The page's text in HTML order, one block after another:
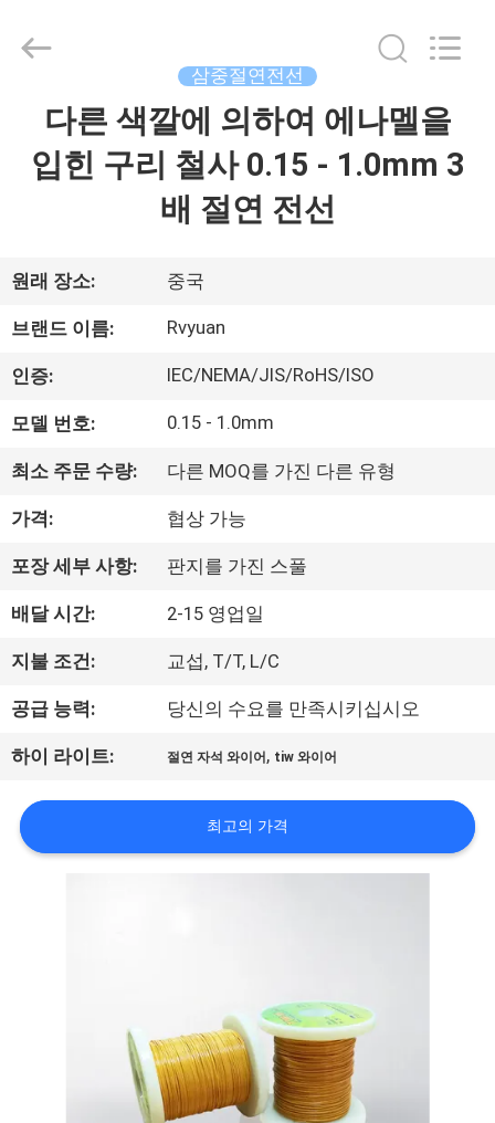
동
영
상
우
리
에
대
하
여
장
2026
Rights
Reserved.
삼중절연전선
다른 색깔에 의하여 에나멜을
입힌 구리 철사 0.15 - 1.0mm 3
배 절연 전선
원래 장소: 중국
브랜드 이름: Rvyuan
인증: IEC/NEMA/JIS/RoHS/ISO
모델 번호: 0.15 - 1.0mm
최소 주문 수량: 다른 MOQ를 가진 다른 유형
가격: 협상 가능
포장 세부 사항: 판지를 가진 스풀
배달 시간: 2-15 영업일
지불 조건: 교섭, T/T, L/C
공급 능력: 당신의 수요를 만족시키십시오
하이 라이트: 절연 자석 와이어 , tiw 와이어
최고의 가격